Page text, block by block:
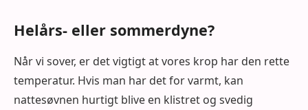
Helårs- eller sommerdyne?
Når vi sover, er det vigtigt at vores krop har den rette
temperatur. Hvis man har det for varmt, kan
nattesøvnen hurtigt blive en klistret og svedig